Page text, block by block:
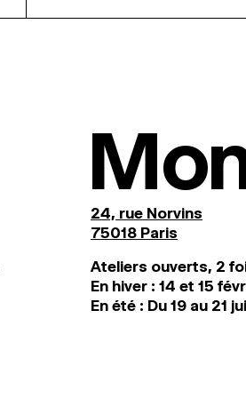
24, rue Norvins
75018 Paris
Ateliers ouverts, 2
En hiver : 14 et 15
En été : Du 19 au 21